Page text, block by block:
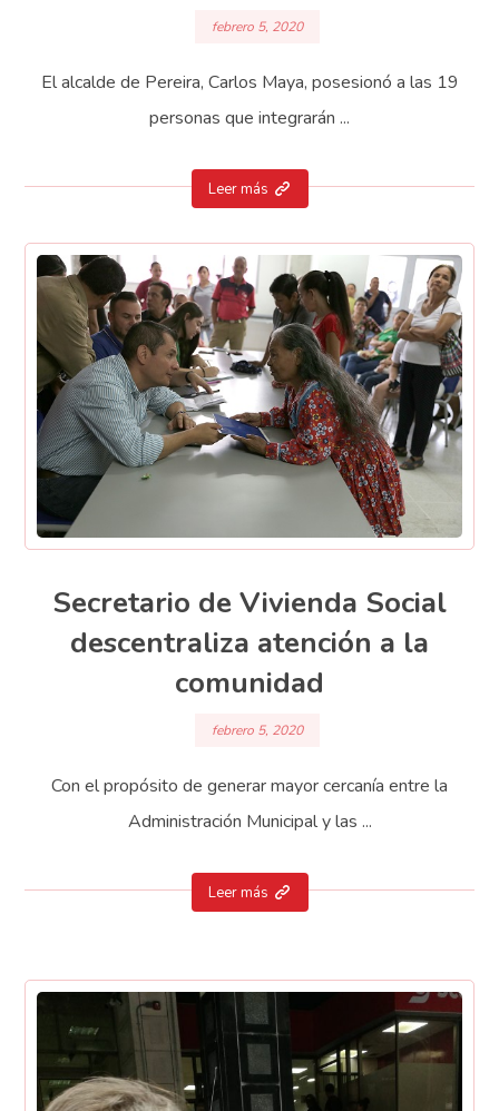
febrero 5, 2020
El alcalde de Pereira, Carlos Maya, posesionó a las 19
personas que integrarán ...
Leer más
Secretario de Vivienda Social
descentraliza atención a la
comunidad
febrero 5, 2020
Con el propósito de generar mayor cercanía entre la
Administración Municipal y las ...
Leer más